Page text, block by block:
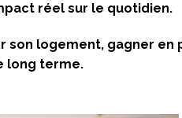
réel sur le quotidien.
son logement, gagner en
long terme.